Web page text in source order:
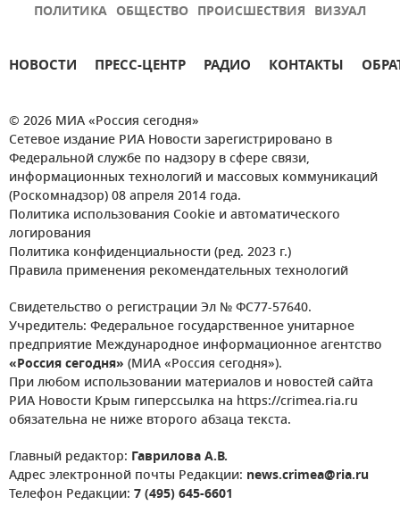
ПОЛИТИКА ОБЩЕСТВО ПРОИСШЕСТВИЯ ВИЗУАЛ
НОВОСТИ ПРЕСС-ЦЕНТР РАДИО КОНТАКТЫ
© 2026 МИА «Россия сегодня»
Сетевое издание РИА Новости зарегистрировано в
Федеральной службе по надзору в сфере связи,
информационных технологий и массовых коммуникаций
(Роскомнадзор) 08 апреля 2014 года.
Политика использования Cookie и автоматического
логирования
Политика конфиденциальности (ред. 2023 г.)
Правила применения рекомендательных технологий
Свидетельство о регистрации Эл № ФС77-57640.
Учредитель: Федеральное государственное унитарное
предприятие Международное информационное агентство
«Россия сегодня» (МИА «Россия сегодня»).
При любом использовании материалов и новостей сайта
РИА Новости Крым гиперссылка на https://crimea.ria.ru
обязательна не ниже второго абзаца текста.
Главный редактор: Гаврилова А.В.
Адрес электронной почты Редакции: news.crimea@ria.ru
Телефон Редакции: 7 (495) 645-6601